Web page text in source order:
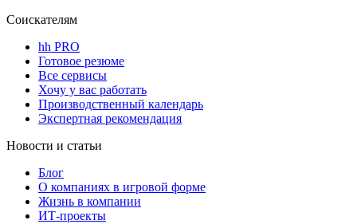
Соискателям
hh PRO
Готовое резюме
Все сервисы
Хочу у вас работать
Производственный календарь
Экспертная рекомендация
Новости и статьи
Блог
О компаниях в игровой форме
Жизнь в компании
ИТ-проекты